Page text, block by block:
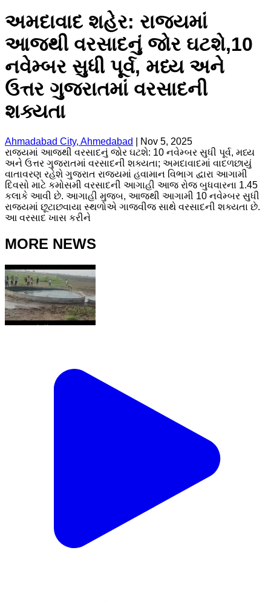
અમદાવાદ શહેર: રાજ્યમાં
આજથી વરસાદનું જોર ઘટશે,10
નવેમ્બર સુધી પૂર્વ, મધ્ય અને
ઉત્તર ગુજરાતમાં વરસાદની
શક્યતા
Ahmadabad City, Ahmedabad
Nov 5, 2025
રાજ્યમાં આજથી વરસાદનું જોર ઘટશે: 10 નવેમ્બર સુધી પૂર્વ, મધ્ય
અને ઉત્તર ગુજરાતમાં વરસાદની શક્યતા; અમદાવાદમાં વાદળછાયું
વાતાવરણ રહેશે ગુજરાત રાજ્યમાં હવામાન વિભાગ દ્વારા આગામી
દિવસો માટે કમોસમી વરસાદની આગાહી આજ રોજ બુધવારના 1.45
કલાકે આવી છે. આગાહી મુજબ, આજથી આગામી 10 નવેમ્બર સુધી
રાજ્યમાં છૂટાછવાયા સ્થળોએ ગાજવીજ સાથે વરસાદની શક્યતા છે.
આ વરસાદ ખાસ કરીને
MORE NEWS